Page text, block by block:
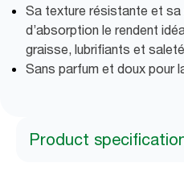
Sa texture résistante et sa
d’absorption le rendent
graisse, lubrifiants et
Sans parfum et doux pour
Product